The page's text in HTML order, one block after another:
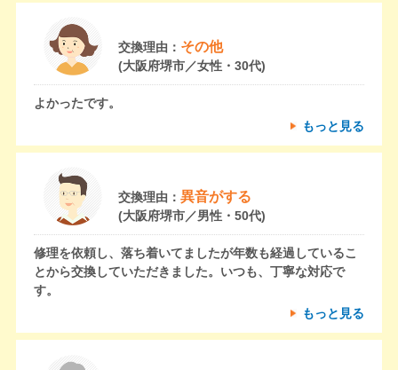
交換理由： その他
(大阪府堺市／女性・30代)
よかったです。
もっと見る
交換理由： 異音がする
(大阪府堺市／男性・50代)
修理を依頼し、落ち着いてましたが年数も経過しているこ
とから交換していただきました。いつも、丁寧な対応で
す。
もっと見る